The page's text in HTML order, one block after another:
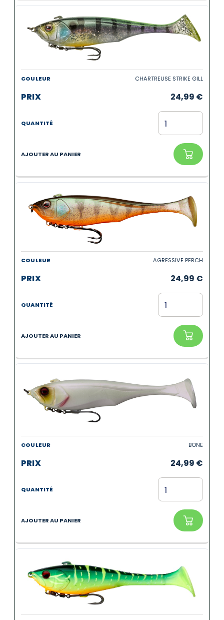
CHARTREUSE STRIKE GILL
24,99 €
AGRESSIVE PERCH
24,99 €
BONE
24,99 €